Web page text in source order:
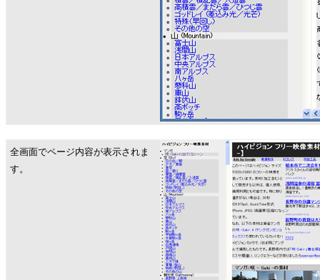
全画面でページ内容が表示されま
す。